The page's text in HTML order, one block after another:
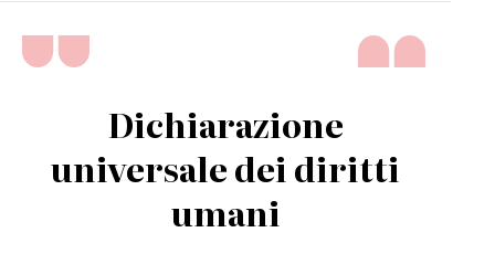
Dichiarazione
universale dei diritti
umani